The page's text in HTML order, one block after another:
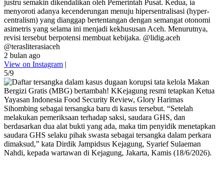
justru semakin dikendalikan oleh Pemerintah Pusat. Kedua, ia
menyoroti adanya kecenderungan menuju hipersentralisasi (hyper-
centralism) yang dianggap bertentangan dengan semangat otonomi
asimetris yang selama ini menjadi kekhususan Aceh. Menurutnya,
revisi tersebut berpotensi membuat kebijaka. @lidig.aceh
@terasliterasiaceh
2 bulan ago
View on Instagram |
5/9